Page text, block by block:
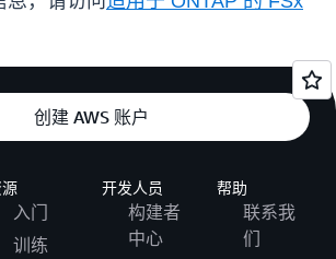
创建 AWS 账户
入门
训练
开发人员
构建者
中心
帮助
联系我
们